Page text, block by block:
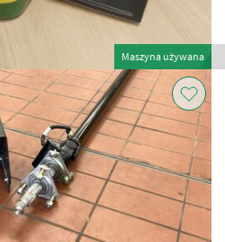
Maszyna używana